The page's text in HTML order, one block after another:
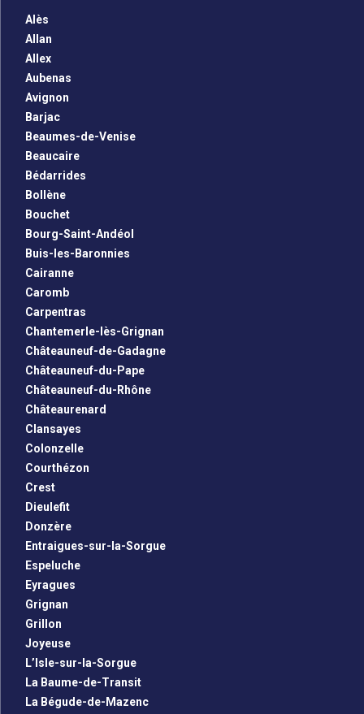
Alès
Allan
Allex
Aubenas
Avignon
Barjac
Beaumes-de-Venise
Beaucaire
Bédarrides
Bollène
Bouchet
Bourg-Saint-Andéol
Buis-les-Baronnies
Cairanne
Caromb
Carpentras
Chantemerle-lès-Grignan
Châteauneuf-de-Gadagne
Châteauneuf-du-Pape
Châteauneuf-du-Rhône
Châteaurenard
Clansayes
Colonzelle
Courthézon
Crest
Dieulefit
Donzère
Entraigues-sur-la-Sorgue
Espeluche
Eyragues
Grignan
Grillon
Joyeuse
L’Isle-sur-la-Sorgue
La Baume-de-Transit
La Bégude-de-Mazenc